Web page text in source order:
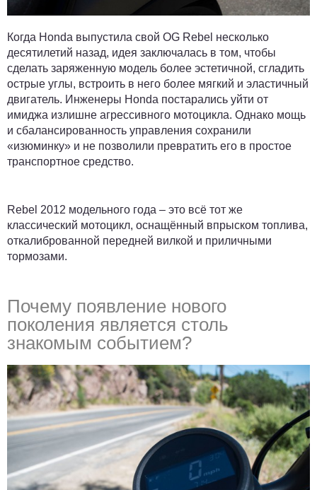
Когда Honda выпустила свой OG Rebel несколько
десятилетий назад, идея заключалась в том, чтобы
сделать заряженную модель более эстетичной, сгладить
острые углы, встроить в него более мягкий и эластичный
двигатель. Инженеры Honda постарались уйти от
имиджа излишне агрессивного мотоцикла. Однако мощь
и сбалансированность управления сохранили
«изюминку» и не позволили превратить его в простое
транспортное средство.
Rebel 2012 модельного года – это всё тот же
классический мотоцикл, оснащённый впрыском топлива,
откалиброванной передней вилкой и приличными
тормозами.
Почему появление нового
поколения является столь
знакомым событием?